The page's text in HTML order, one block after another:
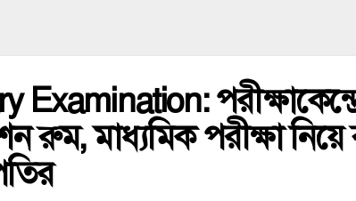
Examination:
রুম, মাধ্যমিক পরীক্ষা